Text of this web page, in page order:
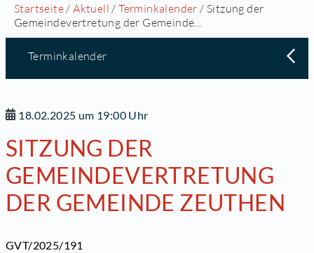
Startseite /Aktuell /Terminkalender / Sitzung der
Gemeindevertretung der Gemeinde...
Terminkalender
18.02.2025 um 19:00 Uhr
SITZUNG DER
GEMEINDEVERTRETUNG
DER GEMEINDE ZEUTHEN
GVT/2025/191